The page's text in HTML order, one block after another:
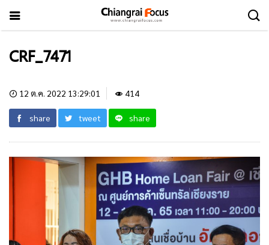
CRF_7471
12 ต.ค. 2022 13:29:01 414
share tweet share